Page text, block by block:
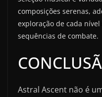
composições serenas,
exploração de cada
sequências de combate.
Astral Ascent não é